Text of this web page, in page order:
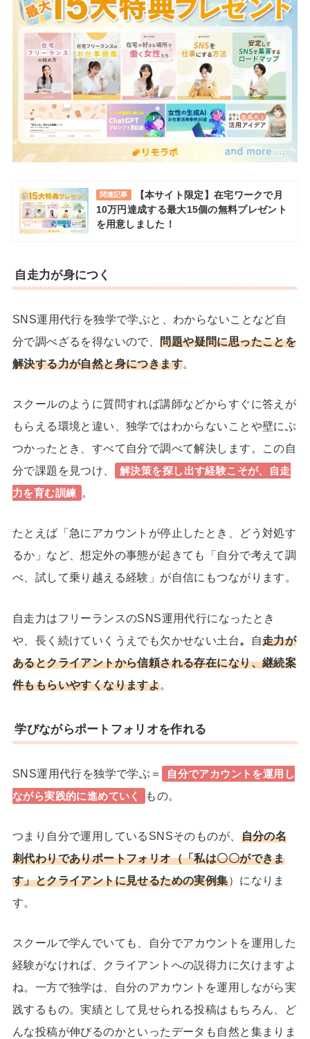
関連記事
【本サイト限定】在宅ワークで月
10万円達成する最大15個の無料プレゼント
を用意しました！
自走力が身につく
SNS運用代行を独学で学ぶと、わからないことなど自
分で調べざるを得ないので、問題や疑問に思ったことを
解決する力が自然と身につきます。
スクールのように質問すれば講師などからすぐに答えが
もらえる環境と違い、独学ではわからないことや壁にぶ
つかったとき、すべて自分で調べて解決します。この自
分で課題を見つけ、
解決策を探し出す経験こそが、自走
力を育む訓練
。
たとえば「急にアカウントが停止したとき、どう対処す
るか」など、想定外の事態が起きても「自分で考えて調
べ、試して乗り越える経験」が自信にもつながります。
自走力はフリーランスのSNS運用代行になったとき
や、長く続けていくうえでも欠かせない土台。 自走力が
あるとクライアントから信頼される存在になり、継続案
件ももらいやすくなりますよ。
学びながらポートフォリオを作れる
SNS運用代行を独学で学ぶ＝
自分でアカウントを運用し
ながら実践的に進めていく
もの。
つまり自分で運用しているSNSそのものが、 自分の名
刺代わりでありポートフォリオ（「私は〇〇ができま
す」とクライアントに見せるための実例集）になりま
す。
スクールで学んでいても、
自分でアカウントを運用した
経験がなければ、クライアントへの説得力に欠けますよ
ね。 一方で独学は、自分のアカウントを運用しながら実
践するもの。実績として見せられる投稿はもちろん、ど
んな投稿が伸びるのかといったデータも自然と集まりま